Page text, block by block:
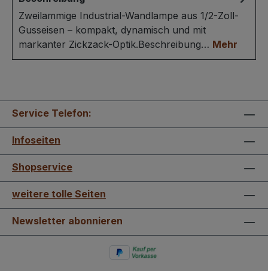
Zweilammige Industrial-Wandlampe aus 1/2-Zoll-
Gusseisen – kompakt, dynamisch und mit
markanter Zickzack-Optik.Beschreibung… Mehr
Service Telefon:
Infoseiten
Shopservice
weitere tolle Seiten
Newsletter abonnieren